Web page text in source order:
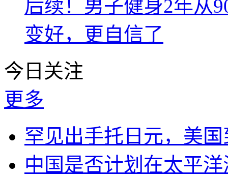
后续！男子健身2年从
变好，更自信了
今日关注
更多
罕见出手托日元，美
中国是否计划在太平